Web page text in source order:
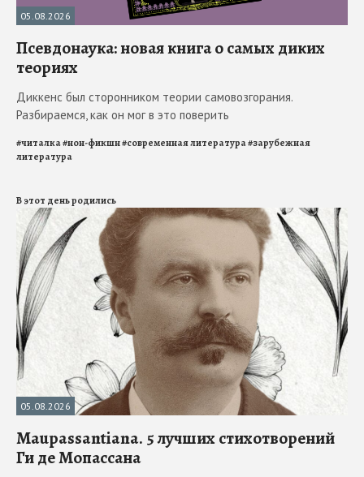
05.08.2026
Псевдонаука: новая книга о самых диких
теориях
Диккенс был сторонником теории самовозгорания.
Разбираемся, как он мог в это поверить
#читалка#нон-фикшн#современная литература#зарубежная
литература
В этот день родились
05.08.2026
Maupassantiana. 5 лучших стихотворений
Ги де Мопассана